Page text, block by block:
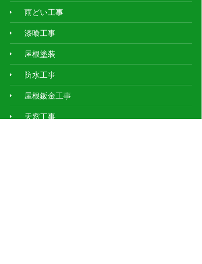
雨どい工事
漆喰工事
屋根塗装
防水工事
屋根鈑金工事
天窓工事